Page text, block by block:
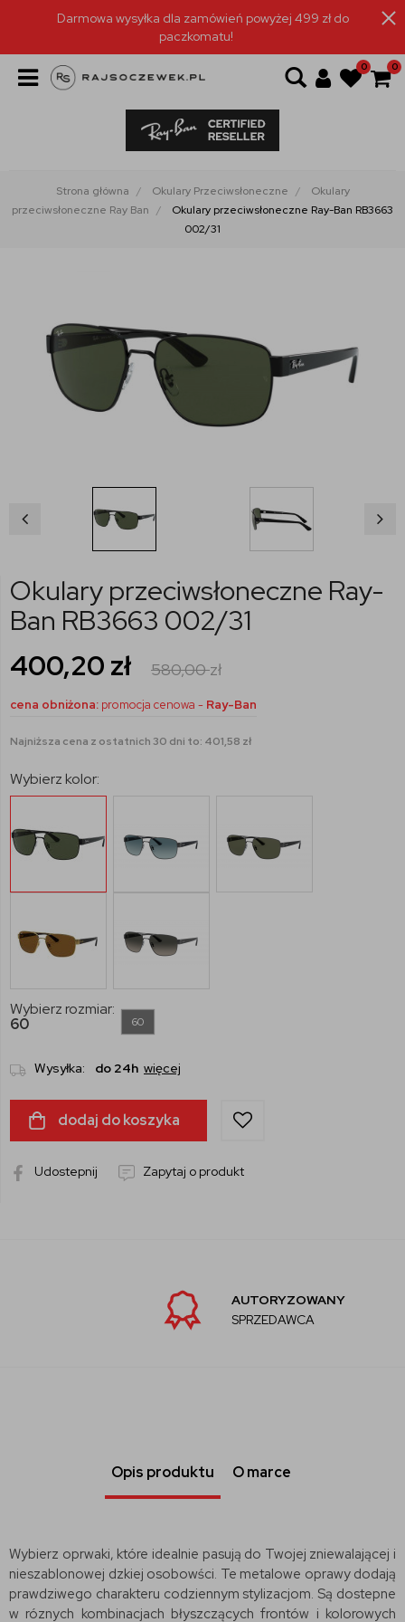
Darmowa wysyłka dla zamówień powyżej 499 zł do
paczkomatu!
0 0
Strona główna Okulary Przeciwsłoneczne
Okulary
przeciwsłoneczne Ray Ban
Okulary przeciwsłoneczne Ray-Ban RB3663
002/31
Okulary przeciwsłoneczne Ray-
Ban RB3663 002/31
400,20 zł 580,00zł
cena obniżona: promocja cenowa - Ray-Ban
Najniższa cena z ostatnich 30 dni to: 401,58 zł
Wybierz kolor:
Wybierz rozmiar:
60
60
Wysyłka: do 24h więcej
dodaj do koszyka
Udostepnij Zapytaj o produkt
AUTORYZOWANY
SPRZEDAWCA
Opis produktu O marce
Wybierz oprwaki, które idealnie pasują do Twojej zniewalającej i
nieszablonowej dzkiej osobowści. Te metalowe oprawy dodają
prawdziwego charakteru codziennym stylizacjom. Są dostepne
w róznych kombinacjach błyszczących frontów i kolorowych